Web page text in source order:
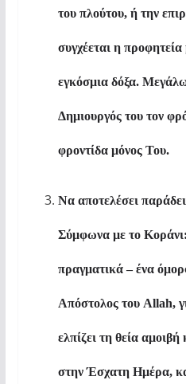
του πλούτου, ή την
συγχέεται η προφητεία
εγκόσμια δόξα.
Δημιουργός του τον
φροντίδα μόνος Του.
Να αποτελέσει
Σύμφωνα με το Κοράνι:
πραγματικά – ένα
Απόστολος του Allah,
ελπίζει τη θεία
στην Έσχατη Ημέρα,